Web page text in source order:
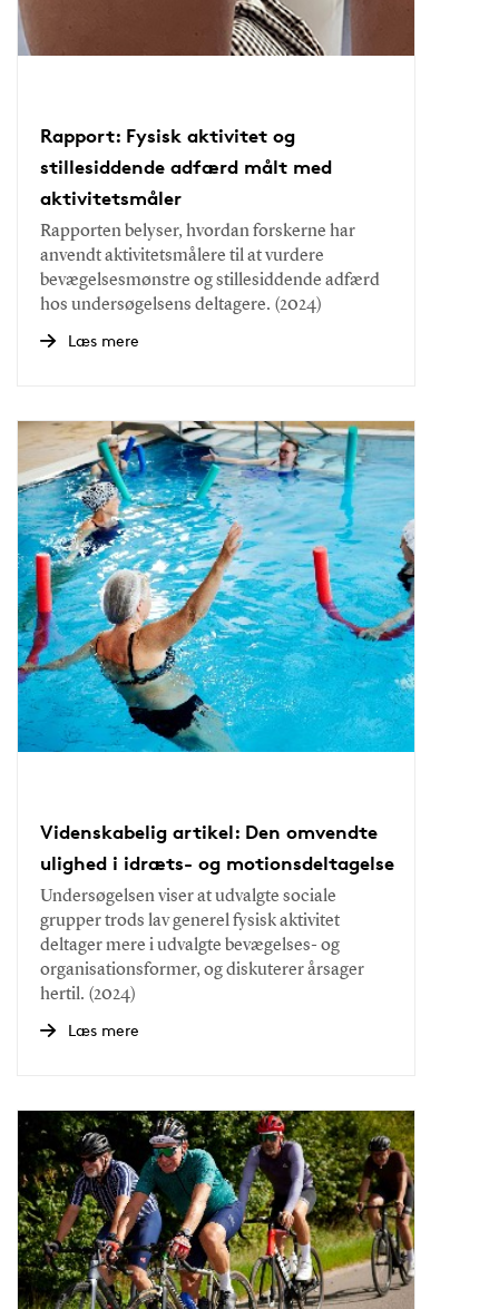
Rapport: Fysisk aktivitet og
stillesiddende adfærd målt med
aktivitetsmåler
Rapporten belyser, hvordan forskerne har
anvendt aktivitetsmålere til at vurdere
bevægelsesmønstre og stillesiddende adfærd
hos undersøgelsens deltagere. (2024)
Læs mere
Videnskabelig artikel: Den omvendte
ulighed i idræts- og motionsdeltagelse
Undersøgelsen viser at udvalgte sociale
grupper trods lav generel fysisk aktivitet
deltager mere i udvalgte bevægelses- og
organisationsformer, og diskuterer årsager
hertil. (2024)
Læs mere